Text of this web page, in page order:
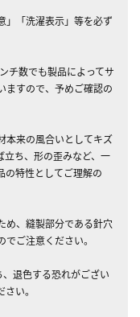
」「洗濯表示」等を必ず
チ数でも製品によってサ
ますので、予めご確認の
本来の風合いとしてキズ
立ち、形の歪みなど、一
の特性としてご理解の
め、縫製部分である針穴
ご注意ください。
退色する恐れがござい
い。